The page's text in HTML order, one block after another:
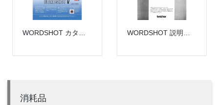
WORDSHOT カタログ WORDSHOT 説明書
消耗品